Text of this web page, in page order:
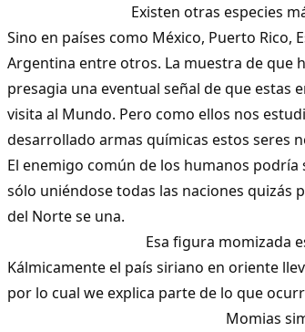
Existen otras especies más
Sino en países como México, Puerto Rico,
Argentina entre otros. La muestra de que
presagia una eventual señal de que estas
visita al Mundo. Pero como ellos nos
desarrollado armas químicas estos seres
El enemigo común de los humanos
sólo uniéndose todas las naciones quizás
del
Esa figura momizada es de la
Kálmicamente el país siriano en oriente
por lo cual we explica parte
Momias similares e